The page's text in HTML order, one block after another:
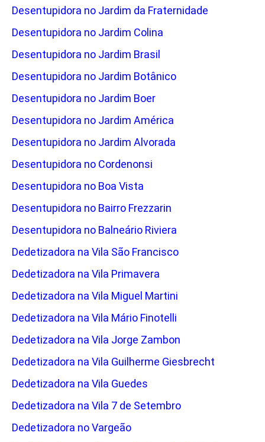
Desentupidora no Jardim da Fraternidade
Desentupidora no Jardim Colina
Desentupidora no Jardim Brasil
Desentupidora no Jardim Botânico
Desentupidora no Jardim Boer
Desentupidora no Jardim América
Desentupidora no Jardim Alvorada
Desentupidora no Cordenonsi
Desentupidora no Boa Vista
Desentupidora no Bairro Frezzarin
Desentupidora no Balneário Riviera
Dedetizadora na Vila São Francisco
Dedetizadora na Vila Primavera
Dedetizadora na Vila Miguel Martini
Dedetizadora na Vila Mário Finotelli
Dedetizadora na Vila Jorge Zambon
Dedetizadora na Vila Guilherme Giesbrecht
Dedetizadora na Vila Guedes
Dedetizadora na Vila 7 de Setembro
Dedetizadora no Vargeão